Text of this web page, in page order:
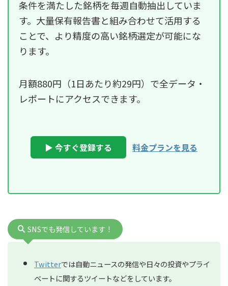
条件を満たした銘柄を毎週自動抽出していま
す。大量保有報告書と組み合わせて活用する
ことで、より精度の高い銘柄選定が可能にな
ります。
月額880円（1日あたり約29円）で全データ・
レポートにアクセスできます。
▶ 今すぐ登録する 料金プランを見る
SNSでも発信しています！
Twitterでは自動ニュースの発信や日々の投資やプライ
ベートに関するツイートなどをしています。